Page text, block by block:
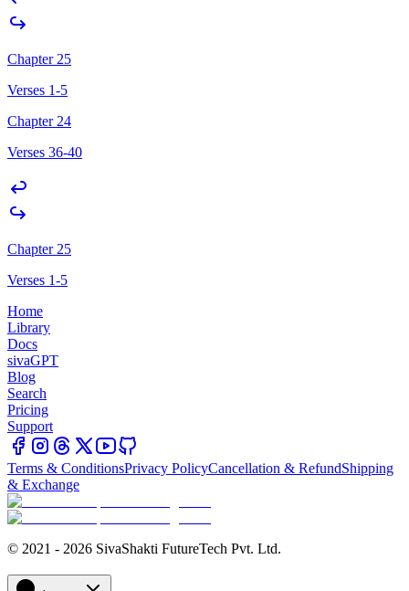
Chapter 25
Verses 1-5
Chapter 24
Verses 36-40
Chapter 25
Verses 1-5
Home
Library
Docs
sivaGPT
Blog
Search
Pricing
Support
Terms & ConditionsPrivacy PolicyCancellation & RefundShipping
& Exchange
© 2021 - 2026 SivaShakti FutureTech Pvt. Ltd.